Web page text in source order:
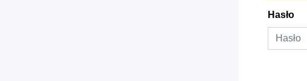
Hasło